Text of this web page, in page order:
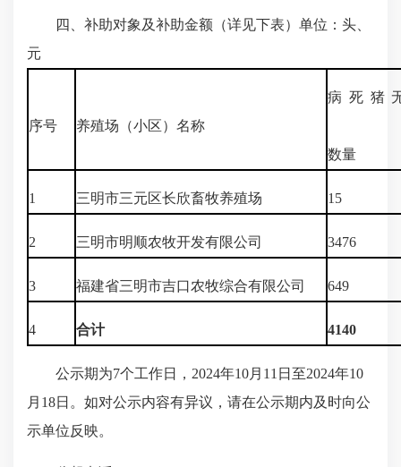
四、补助对象及补助金额（详见下表）单位：头、
元
序号 养殖场（小区）名称
病死猪
数量
1 三明市三元区长欣畜牧养殖场 15
2 三明市明顺农牧开发有限公司 3476
3 福建省三明市吉口农牧综合有限公司 649
4 合计 4140
公示期为7个工作日，2024年10月11日至2024年10
月18日。如对公示内容有异议，请在公示期内及时向公
示单位反映。